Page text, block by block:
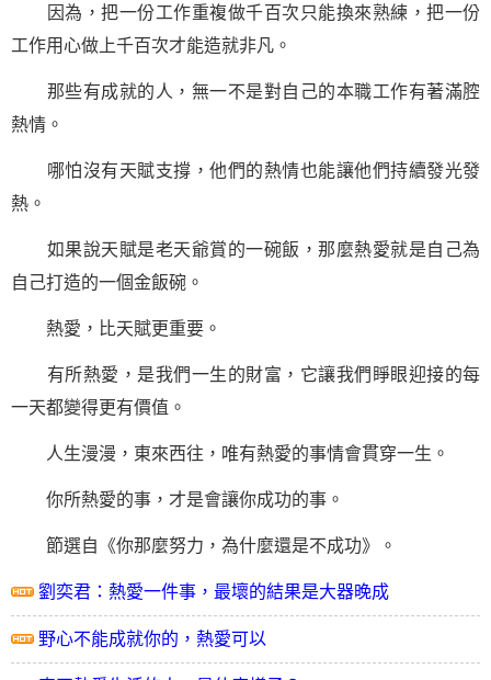
因為，把一份工作重複做千百次只能換來熟練，把一份
工作用心做上千百次才能造就非凡。
那些有成就的人，無一不是對自己的本職工作有著滿腔
熱情。
哪怕沒有天賦支撐，他們的熱情也能讓他們持續發光發
熱。
如果說天賦是老天爺賞的一碗飯，那麼熱愛就是自己為
自己打造的一個金飯碗。
熱愛，比天賦更重要。
有所熱愛，是我們一生的財富，它讓我們睜眼迎接的每
一天都變得更有價值。
人生漫漫，東來西往，唯有熱愛的事情會貫穿一生。
你所熱愛的事，才是會讓你成功的事。
節選自《你那麼努力，為什麼還是不成功》。
劉奕君：熱愛一件事，最壞的結果是大器晚成
野心不能成就你的，熱愛可以